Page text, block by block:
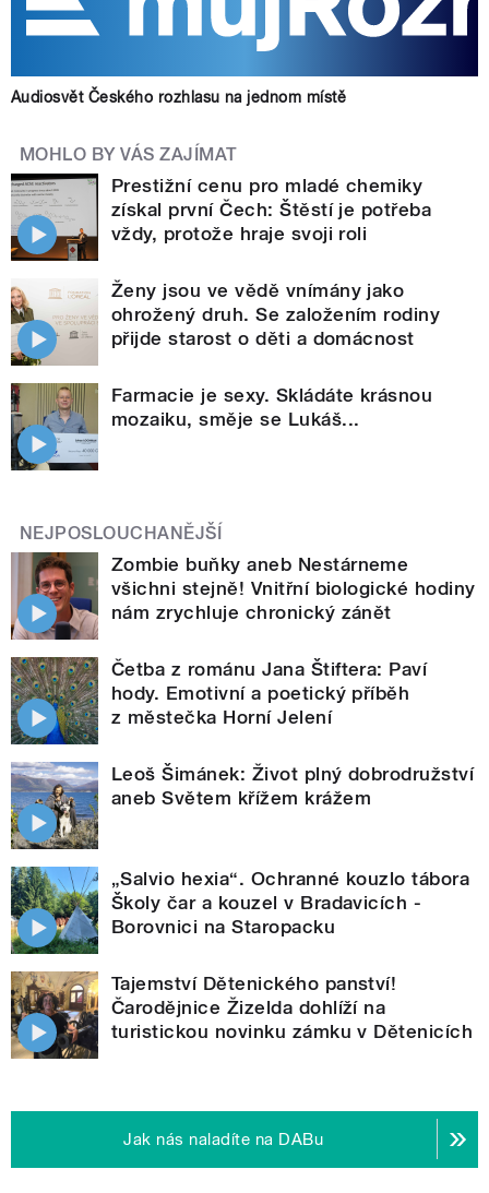
Audiosvět Českého rozhlasu na jednom místě
MOHLO BY VÁS ZAJÍMAT
Prestižní cenu pro mladé chemiky
získal první Čech: Štěstí je potřeba
vždy, protože hraje svoji roli
Ženy jsou ve vědě vnímány jako
ohrožený druh. Se založením rodiny
přijde starost o děti a domácnost
Farmacie je sexy. Skládáte krásnou
mozaiku, směje se Lukáš...
NEJPOSLOUCHANĚJŠÍ
Zombie buňky aneb Nestárneme
všichni stejně! Vnitřní biologické hodiny
nám zrychluje chronický zánět
Četba z románu Jana Štiftera: Paví
hody. Emotivní a poetický příběh
z městečka Horní Jelení
Leoš Šimánek: Život plný dobrodružství
aneb Světem křížem krážem
„Salvio hexia“. Ochranné kouzlo tábora
Školy čar a kouzel v Bradavicích -
Borovnici na Staropacku
Tajemství Dětenického panství!
Čarodějnice Žizelda dohlíží na
turistickou novinku zámku v Dětenicích
Jak nás naladíte na DABu